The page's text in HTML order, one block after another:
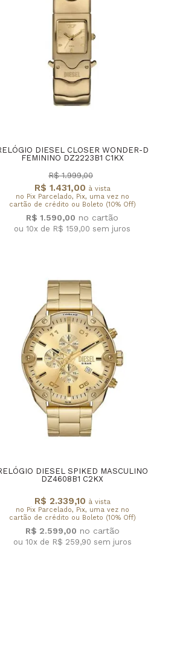
DIESEL CLOSER WONDER-D
FEMININO DZ2223B1 C1KX
R$ 1.431,00 à vista
no Pix Parcelado, Pix, uma vez no
cartão de crédito ou Boleto (10% Off)
R$ 1.999,00
R$ 1.590,00
ou 10x de R$ 159,00 sem juros
DIESEL SPIKED MASCULINO
DZ4608B1 C2KX
R$ 2.339,10 à vista
no Pix Parcelado, Pix, uma vez no
cartão de crédito ou Boleto (10% Off)
R$ 2.599,00
ou 10x de R$ 259,90 sem juros